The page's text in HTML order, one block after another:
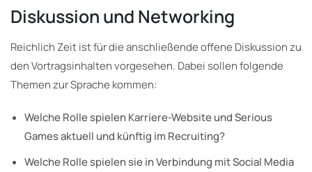
Diskussion und Networking
Reichlich Zeit ist für die anschließende offene Diskussion zu
den Vortragsinhalten vorgesehen. Dabei sollen folgende
Themen zur Sprache kommen:
Welche Rolle spielen Karriere-Website und Serious
Games aktuell und künftig im Recruiting?
Welche Rolle spielen sie in Verbindung mit Social Media